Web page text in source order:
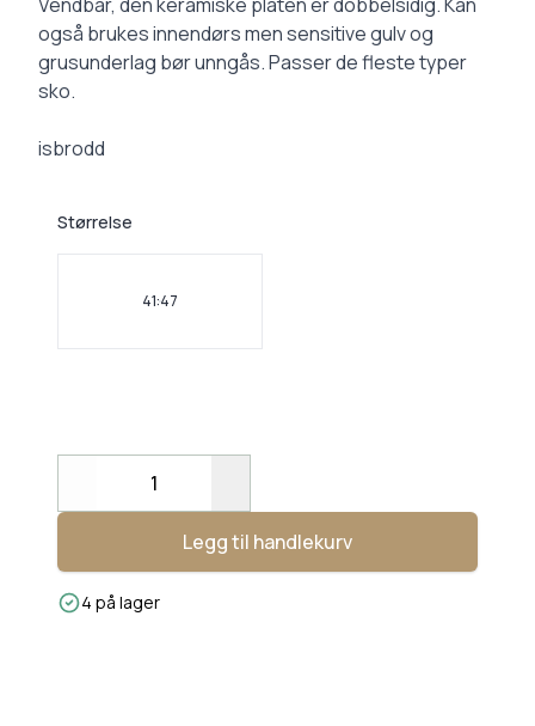
også brukes innendørs men sensitive gulv og
grusunderlag bør unngås. Passer de fleste typer
sko.
isbrodd
Størrelse
Velg en Størrelse
41:47
Decrease
Legg til handlekurv
4 på lager